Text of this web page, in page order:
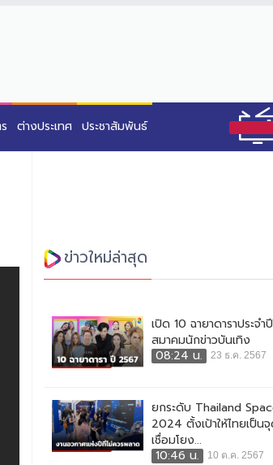
ต่างประเทศ ประชาสัมพันธ์
ข่าวใหม่ล่าสุด
เปิด 10 ฉายาดาราประจ
สมาคมนักข่าวบันเทิง
08:24 น.
23 ธ.ค. 2567
ยกระดับ Thailand
2024 ตั้งเป้าให้ไทยเป็น
เชื่อมโยง...
10:46 น.
10 ต.ค. 2567